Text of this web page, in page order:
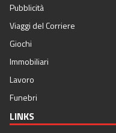
Pubblicità
Viaggi del Corriere
Giochi
Immobiliari
Lavoro
Funebri
LINKS